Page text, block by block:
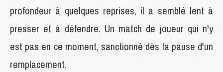
profondeur à quelques reprises, il a semblé lent à
presser et à défendre. Un match de joueur qui n'y
est pas en ce moment, sanctionné dès la pause d'un
remplacement.